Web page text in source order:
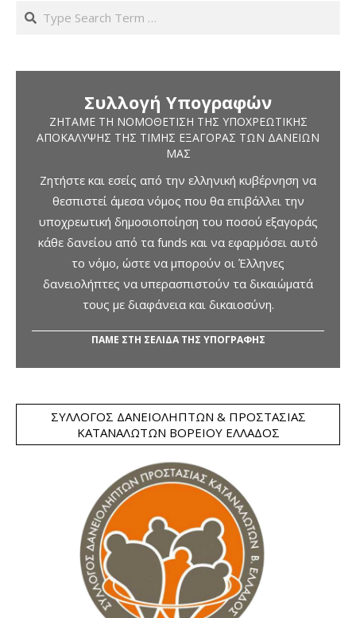
Search
Συλλογή Υπογραφών
ΖΗΤΆΜΕ ΤΗ ΝΟΜΟΘΈΤΙΣΗ ΤΗΣ ΥΠΟΧΡΕΩΤΙΚΉΣ
ΑΠΟΚΆΛΥΨΗΣ ΤΗΣ ΤΙΜΉΣ ΕΞΑΓΟΡΆΣ ΤΩΝ ΔΑΝΕΊΩΝ
ΜΑΣ
Ζητήστε και εσείς από την ελληνική κυβέρνηση να
θεσπιστεί άμεσα νόμος που θα επιβάλλει την
υποχρεωτική δημοσιοποίηση του ποσού εξαγοράς
κάθε δανείου από τα funds και να εφαρμόσει αυτό
το νόμο, ώστε να μπορούν οι Έλληνες
δανειολήπτες να υπερασπιστούν τα δικαιώματά
τους με διαφάνεια και δικαιοσύνη.
ΠΑΜΕ ΣΤΗ ΣΕΛΙΔΑ ΤΗΣ ΥΠΟΓΡΑΦΗΣ
ΣΎΛΛΟΓΟΣ ΔΑΝΕΙΟΛΗΠΤΏΝ & ΠΡΟΣΤΑΣΊΑΣ
ΚΑΤΑΝΑΛΩΤΏΝ ΒΟΡΕΊΟΥ ΕΛΛΆΔΟΣ